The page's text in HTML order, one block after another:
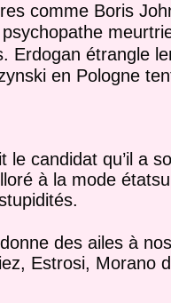
comme Boris
Erdogan étrangle
en Pologne
le candidat qu’il a
à la mode
des ailes à
Estrosi, Morano